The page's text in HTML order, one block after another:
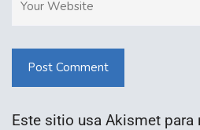
Post Comment
Este sitio usa Akismet para